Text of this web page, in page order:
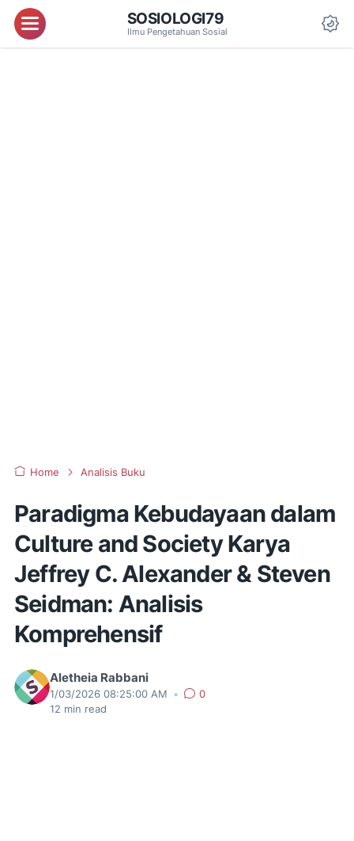
Menu SOSIOLOGI79
Ilmu Pengetahuan Sosial
Home Analisis Buku
Paradigma Kebudayaan dalam
Culture and Society Karya
Jeffrey C. Alexander & Steven
Seidman: Analisis
Komprehensif
Aletheia Rabbani
1/03/2026 08:25:00 AM •
0
12 min read